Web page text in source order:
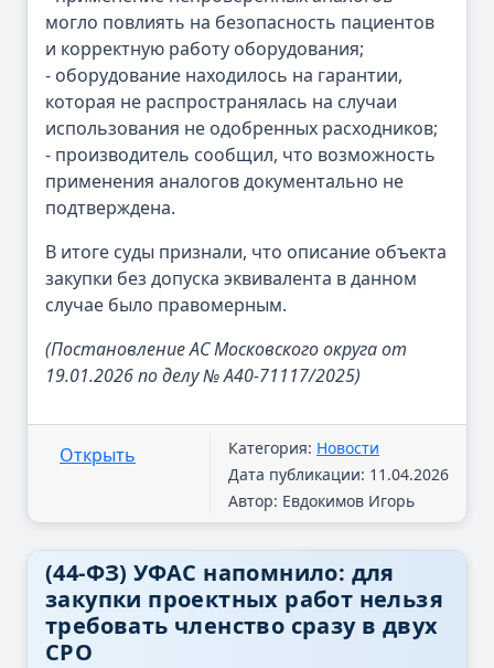
могло повлиять на безопасность пациентов
и корректную работу оборудования;
- оборудование находилось на гарантии,
которая не распространялась на случаи
использования не одобренных расходников;
- производитель сообщил, что возможность
применения аналогов документально не
подтверждена.
В итоге суды признали, что описание объекта
закупки без допуска эквивалента в данном
случае было правомерным.
(Постановление АС Московского округа от
19.01.2026 по делу № А40-71117/2025)
Открыть Категория: Новости
Дата публикации: 11.04.2026
Автор: Евдокимов Игорь
(44-ФЗ) УФАС напомнило: для
закупки проектных работ нельзя
требовать членство сразу в двух
СРО